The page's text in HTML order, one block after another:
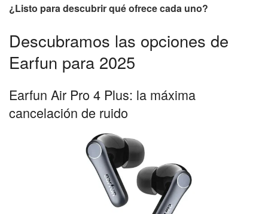
¿Listo para descubrir qué ofrece cada uno?
Descubramos las opciones de
Earfun para 2025
Earfun Air Pro 4 Plus: la máxima
cancelación de ruido